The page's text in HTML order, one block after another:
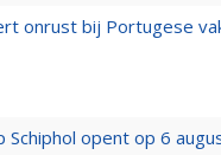
onrust bij Portugese
Schiphol opent op 6